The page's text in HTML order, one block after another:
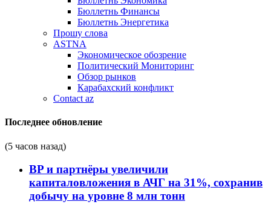
Бюллетнь Финансы
Бюллетнь Энергетика
Прошу слова
ASTNA
Экономическое обозрение
Политический Мониторинг
Обзор рынков
Карабахский конфликт
Contact az
Последнее обновление
(5 часов назад)
BP и партнёры увеличили
капиталовложения в АЧГ на 31%, сохранив
добычу на уровне 8 млн тонн